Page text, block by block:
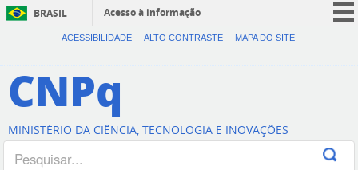
BRASIL
Acesso à informação
CORONAVÍRUS (COVID-19)
Canais
ACESSIBILIDADE ALTO CONTRASTE MAPA DO SITE
CNPq
MINISTÉRIO DA CIÊNCIA, TECNOLOGIA E INOVAÇÕES